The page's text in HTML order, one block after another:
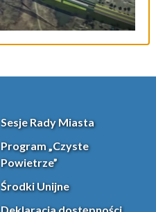
Sesje Rady Miasta
Program „Czyste
Powietrze”
Środki Unijne